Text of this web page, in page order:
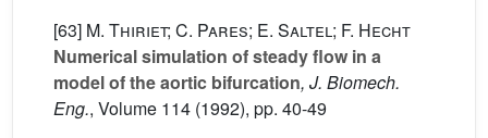
[63] M. Thiriet; C. Pares; E. Saltel; F. Hecht
Numerical simulation of steady flow in a
model of the aortic bifurcation, J. Biomech.
Eng., Volume 114 (1992), pp. 40-49